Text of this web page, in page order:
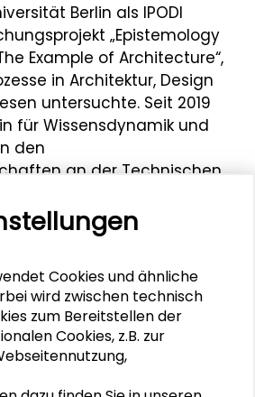
Berlin als IPODI
„Epistemology
Example of Architecture“,
in Architektur, Design
untersuchte. Seit 2019
für Wissensdynamik und
den
an der Technischen
Architekturwissenschaft
des2. Forums
„Architektur im
25. bis 27. November
Forum stattfand.
Cookies und ähnliche
wird zwischen technisch
zum Bereitstellen der
Cookies, z.B. zur